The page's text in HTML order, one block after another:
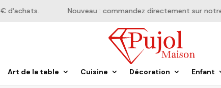
Nouveau : commandez directement sur
Art de la table Cuisine Décoration Enfant